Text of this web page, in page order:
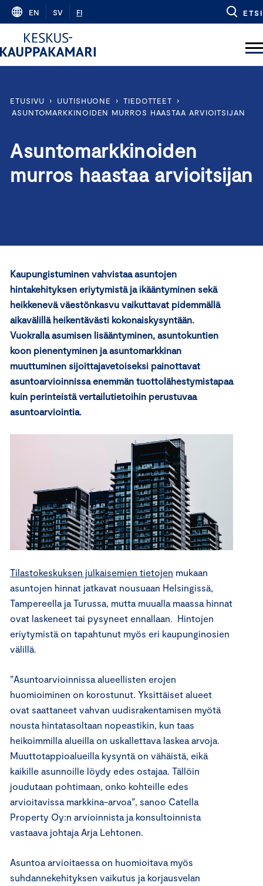
Skip
content
EN SV FI ETSI
ETUSIVU › UUTISHUONE › TIEDOTTEET
›
ASUNTOMARKKINOIDEN MURROS HAASTAA ARVIOITSIJAN
Asuntomarkkinoiden
murros haastaa arvioitsijan
Kaupungistuminen vahvistaa asuntojen
hintakehityksen eriytymistä ja ikääntyminen sekä
heikkenevä väestönkasvu vaikuttavat pidemmällä
aikavälillä heikentävästi kokonaiskysyntään.
Vuokralla asumisen lisääntyminen, asuntokuntien
koon pienentyminen ja asuntomarkkinan
muuttuminen sijoittajavetoiseksi painottavat
asuntoarvioinnissa enemmän tuottolähestymistapaa
kuin perinteistä vertailutietoihin perustuvaa
asuntoarviointia.
Tilastokeskuksen julkaisemien tietojen mukaan
asuntojen hinnat jatkavat nousuaan Helsingissä,
Tampereella ja Turussa, mutta muualla maassa hinnat
ovat laskeneet tai pysyneet ennallaan. Hintojen
eriytymistä on tapahtunut myös eri kaupunginosien
välillä.
”Asuntoarvioinnissa alueellisten erojen
huomioiminen on korostunut. Yksittäiset alueet
ovat saattaneet vahvan uudisrakentamisen myötä
nousta hintatasoltaan nopeastikin, kun taas
heikoimmilla alueilla on uskallettava laskea arvoja.
Muuttotappioalueilla kysyntä on vähäistä, eikä
kaikille asunnoille löydy edes ostajaa. Tällöin
joudutaan pohtimaan, onko kohteille edes
arvioitavissa markkina-arvoa”, sanoo Catella
Property Oy:n arvioinnista ja konsultoinnista
vastaava johtaja Arja Lehtonen.
Asuntoa arvioitaessa on huomioitava myös
suhdannekehityksen vaikutus ja korjausvelan